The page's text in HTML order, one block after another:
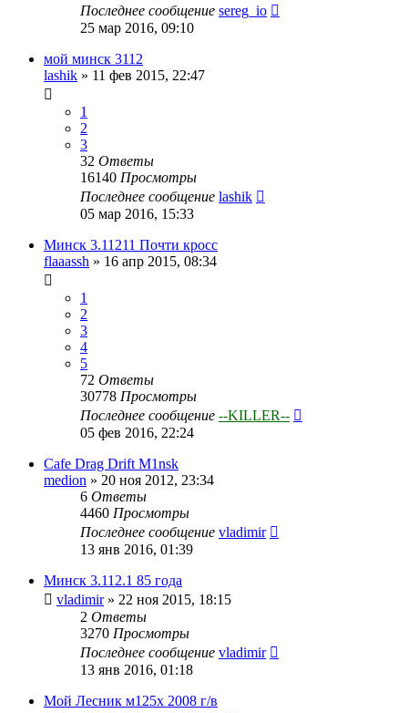
Последнее сообщение sereg_io
25 мар 2016, 09:10
мой минск 3112
lashik » 11 фев 2015, 22:47
1
2
3
32 Ответы
16140 Просмотры
Последнее сообщение lashik
05 мар 2016, 15:33
Минск 3.11211 Почти кросс
flaaassh » 16 апр 2015, 08:34
1
2
3
4
5
72 Ответы
30778 Просмотры
Последнее сообщение --KILLER--
05 фев 2016, 22:24
Cafe Drag Drift M1nsk
medion » 20 ноя 2012, 23:34
6 Ответы
4460 Просмотры
Последнее сообщение vladimir
13 янв 2016, 01:39
Минск 3.112.1 85 года
vladimir» 22 ноя 2015, 18:15
2 Ответы
3270 Просмотры
Последнее сообщение vladimir
13 янв 2016, 01:18
Мой Лесник м125х 2008 г/в